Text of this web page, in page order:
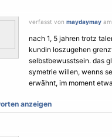
verfasst von maydaymay
nach 1, 5 jahren trotz
kundin loszugehen
selbstbewusstsein. das
symetrie willen, wenns
erwähnt, im moment
anzeigen